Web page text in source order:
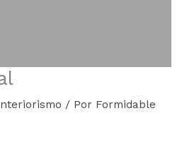
/ Por Formidable